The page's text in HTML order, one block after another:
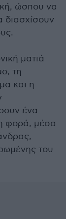
ώσπου να
διασχίσουν
ματιά
τη
και η
ένα
φορά, μέσα
του